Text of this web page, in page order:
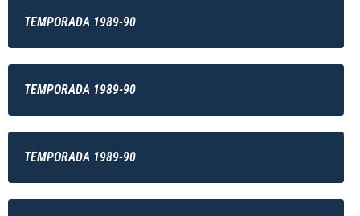
TEMPORADA 1989-90
TEMPORADA 1989-90
TEMPORADA 1989-90